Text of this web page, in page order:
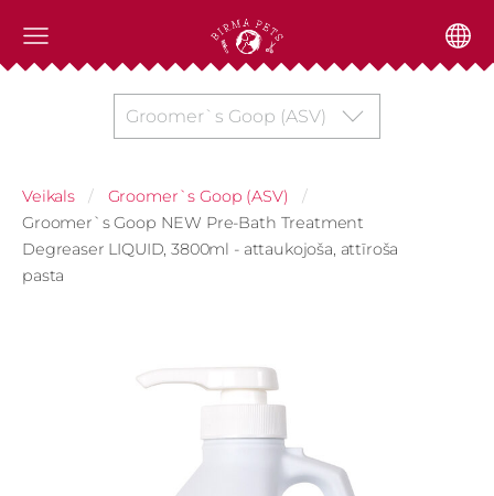
Groomer`s Goop (ASV)
Veikals
Groomer`s Goop (ASV)
Groomer`s Goop NEW Pre-Bath Treatment
Degreaser LIQUID, 3800ml - attaukojoša, attīroša
pasta